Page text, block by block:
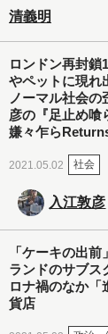
清義明
ロンドン再封鎖
やペットに現れ
ノーマル社会の
彦の『足止め喰
嫌々乍ら
2021.05.02 社会
入江敦彦
「ケーキの出
ランドのサブ
ロナ禍のなか「
貨店